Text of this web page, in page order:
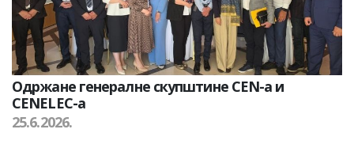
Одржане генералне скупштине CEN-а и
CENELEC-а
25.6.2026.